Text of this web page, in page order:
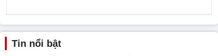
Tin nổi bật